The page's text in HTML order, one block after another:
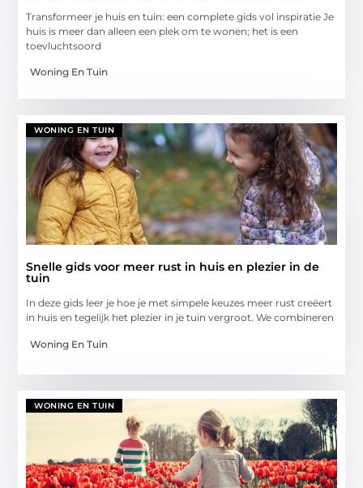
Transformeer je huis en tuin: een complete gids vol inspiratie Je
huis is meer dan alleen een plek om te wonen; het is een
toevluchtsoord
Woning En Tuin
WONING EN TUIN
Snelle gids voor meer rust in huis en plezier in de
tuin
In deze gids leer je hoe je met simpele keuzes meer rust creëert
in huis en tegelijk het plezier in je tuin vergroot. We combineren
Woning En Tuin
WONING EN TUIN